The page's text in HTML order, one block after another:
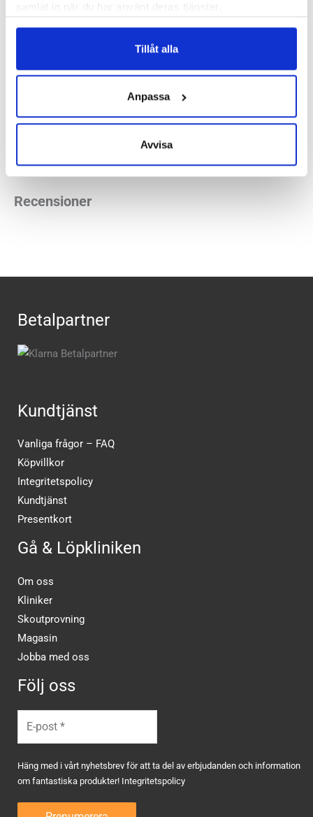
samlat in när du har använt deras tjänster.
Tillåt alla
Anpassa
Avvisa
40 = 40/41
44 = 44/45
B5221
Recensioner
Betalpartner
Kundtjänst
Vanliga frågor – FAQ
Köpvillkor
Integritetspolicy
Kundtjänst
Presentkort
Gå & Löpkliniken
Om oss
Kliniker
Skoutprovning
Magasin
Jobba med oss
Följ oss
Häng med i vårt nyhetsbrev för att ta del av erbjudanden och information
om fantastiska produkter! Integritetspolicy